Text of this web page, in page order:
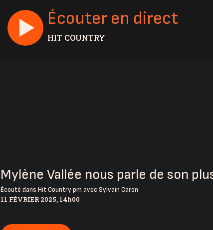
Écouter en direct
HIT COUNTRY
Mylène Vallée nous parle de son
Écouté dansHit Country pm avec Sylvain Caron
11 FÉVRIER 2025, 14h00